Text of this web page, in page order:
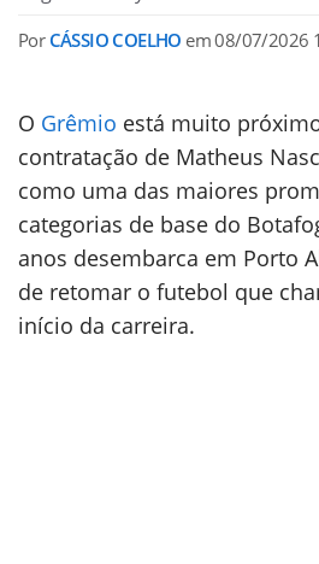
Por CÁSSIO COELHO em08/07/2026
O Grêmio está muito
contratação de Matheus
como uma das maiores
categorias de base do
anos desembarca em Porto
de retomar o futebol que
início da carreira.